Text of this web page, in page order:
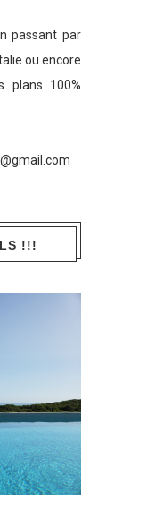
passant par
ou encore
plans 100%
!!!